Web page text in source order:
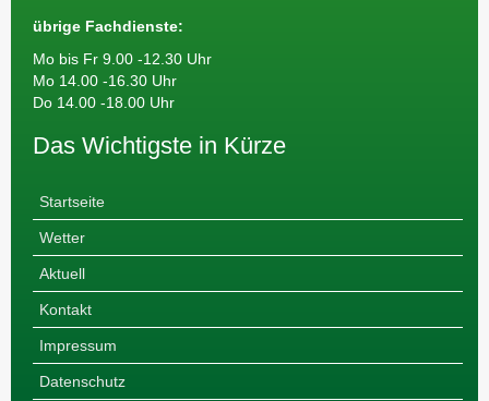
übrige Fachdienste:
Mo bis Fr 9.00 -12.30 Uhr
Mo 14.00 -16.30 Uhr
Do 14.00 -18.00 Uhr
Das Wichtigste in Kürze
Startseite
Wetter
Aktuell
Kontakt
Impressum
Datenschutz